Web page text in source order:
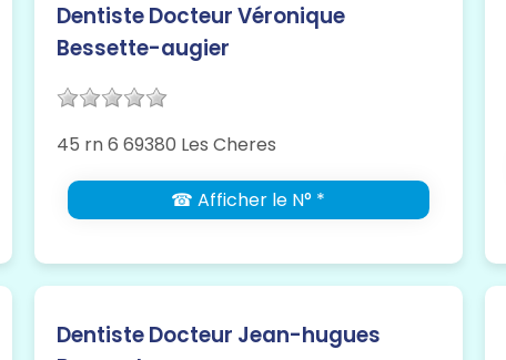
Dentiste Docteur Véronique
Bessette-augier
45 rn 6 69380 Les Cheres
☎ Afficher le N° *
Dentiste Docteur Jean-hugues